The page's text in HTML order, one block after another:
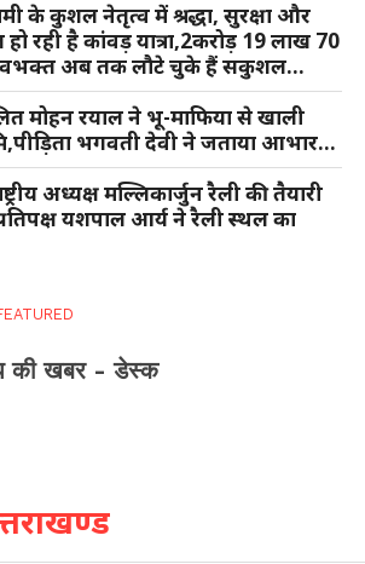
के कुशल नेतृत्व में श्रद्धा, सुरक्षा और
रही है कांवड़ यात्रा,2करोड़ 19 लाख 70
अब तक लौटे चुके हैं सकुशल…
मोहन रयाल ने भू-माफिया से खाली
भगवती देवी ने जताया आभार…
अध्यक्ष मल्लिकार्जुन रैली की तैयारी
यशपाल आर्य ने रैली स्थल का
की खबर - डेस्क